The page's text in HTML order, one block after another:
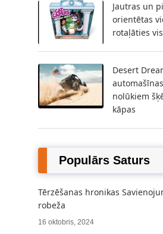
Jautras un
orientētas
rotaļāties
Desert
nolūkiem
kāpas
Populārs Saturs
Tērzēšanas hronikas
robeža
16 oktobris, 2024